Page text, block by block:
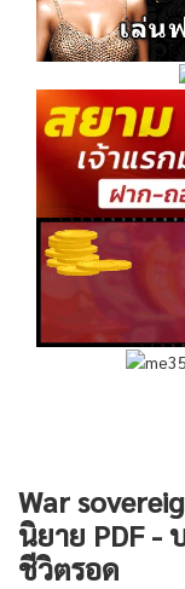
War
นิยาย PDF -
ชีวิตรอด